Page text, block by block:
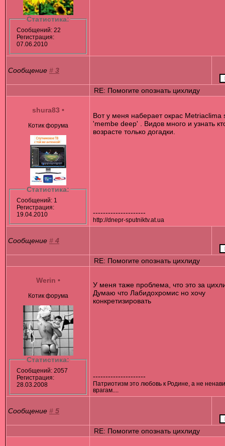
Статистика:
Сообщений: 22
Регистрация:
07.06.2010
Сообщение # 3
RE: Помогите опознать цихлиду
shura83 •
Котик форума
Статистика:
Сообщений: 1
Регистрация:
19.04.2010
Вот у меня наберает окрас Metriaclima
'membe deep' . Видов много и узнать
возрасте только догадки.
---------------------
http://dnepr-sputniktv.at.ua
Сообщение # 4
RE: Помогите опознать цихлиду
Werin •
Котик форума
Статистика:
Сообщений: 2057
Регистрация:
28.03.2008
У меня таже проблема, что это за
Думаю что Лабидохромис но хочу
конкретизировать
---------------------
Патриотизм это любовь к Родине, а не
врагам....
Сообщение # 5
RE: Помогите опознать цихлиду